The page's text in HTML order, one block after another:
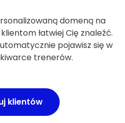
domeną na
łatwiej Cię znaleźć.
pojawisz się w
trenerów.
klientów